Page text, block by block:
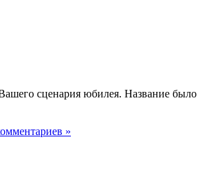
сценария юбилея. Название было
»